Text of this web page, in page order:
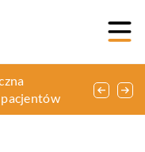
zdrowie:
dla